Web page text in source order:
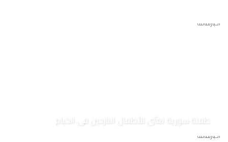
أخبارثقافة
طفلة سورية تغنّي للأطفال النازحين في الخيام
أخبارثقافة